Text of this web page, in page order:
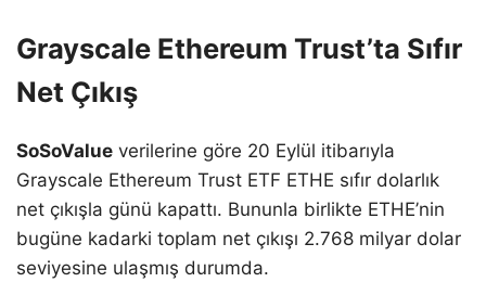
Grayscale Ethereum Trust’ta Sıfır
Net Çıkış
SoSoValue verilerine göre 20 Eylül itibarıyla
Grayscale Ethereum Trust ETF ETHE sıfır dolarlık
net çıkışla günü kapattı. Bununla birlikte ETHE’nin
bugüne kadarki toplam net çıkışı 2.768 milyar dolar
seviyesine ulaşmış durumda.